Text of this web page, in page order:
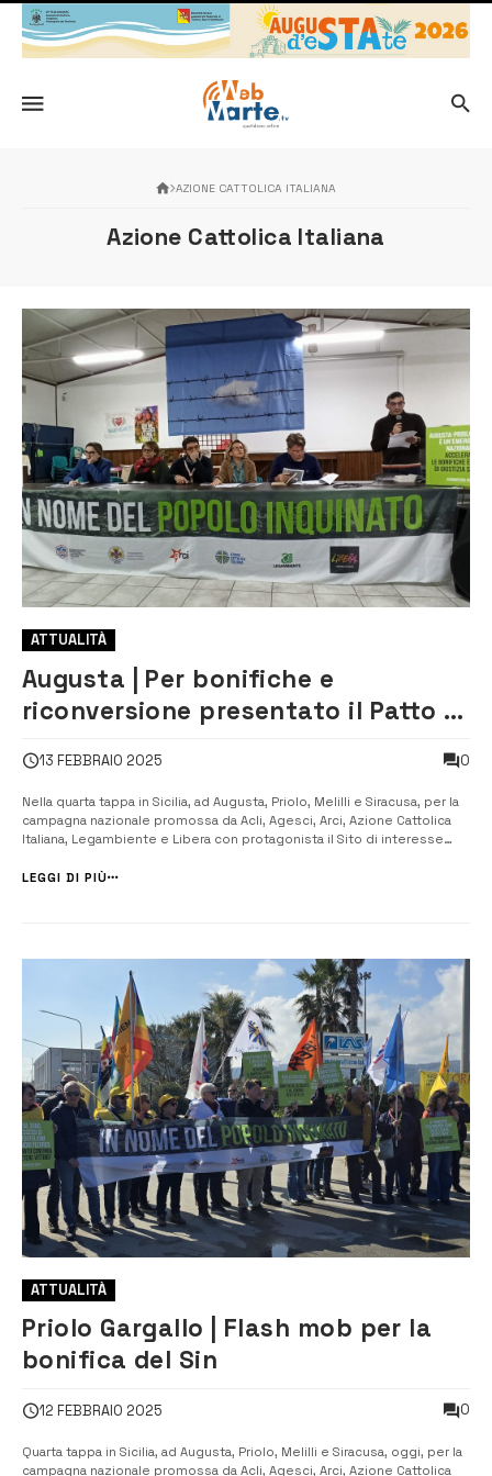
AZIONE CATTOLICA ITALIANA
Azione Cattolica Italiana
ATTUALITÀ
Augusta | Per bonifiche e
riconversione presentato il Patto di
13 FEBBRAIO 2025 0
Nella quarta tappa in Sicilia, ad Augusta, Priolo, Melilli e Siracusa, per la
campagna nazionale promossa da Acli, Agesci, Arci, Azione Cattolica
Italiana, Legambiente e Libera con protagonista il Sito di interesse
tardo pomeriggio ad Augusta, nell’oratorio Santa Maria G...
LEGGI DI PIÙ
ATTUALITÀ
Priolo Gargallo | Flash mob per la
bonifica del Sin
12 FEBBRAIO 2025 0
Quarta tappa in Sicilia, ad Augusta, Priolo, Melilli e Siracusa, oggi, per la
campagna nazionale promossa da Acli, Agesci, Arci, Azione Cattolica